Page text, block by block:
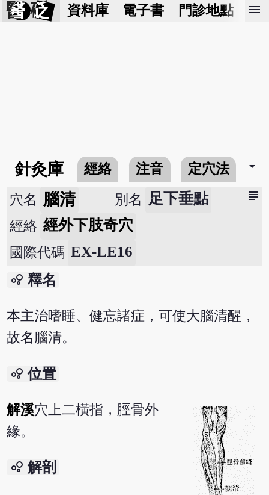
醫 砭 資料庫 電子書 門診地點 預
menu
針灸庫 經絡 注音 定穴法 arrow_drop_down
subject
穴名 腦清 別名 足下垂點
經絡 經外下肢奇穴
國際代碼 EX-LE16
bubble_chart 釋名
本主治嗜睡、健忘諸症，可使大腦清醒，
故名腦清。
bubble_chart 位置
解溪穴上二橫指，脛骨外
緣。
bubble_chart 解剖